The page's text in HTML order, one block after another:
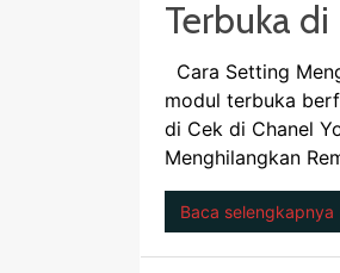
Terbuka
Cara Setting
modul terbuka
di Cek di Chanel
Menghilangkan
Baca